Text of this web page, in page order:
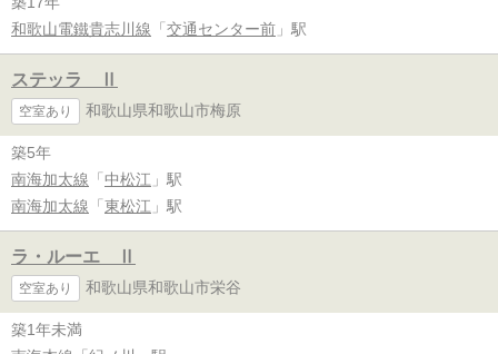
和歌山電鐵貴志川線 「 交通センター前 」駅
ステッラ Ⅱ
空室あり 和歌山県和歌山市梅原
築5年
南海加太線 「 中松江 」駅
南海加太線 「 東松江 」駅
ラ・ルーエ Ⅱ
空室あり 和歌山県和歌山市栄谷
築1年未満